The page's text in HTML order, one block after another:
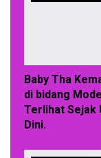
Baby Tha
di bidang
Terlihat Sejak
Dini.